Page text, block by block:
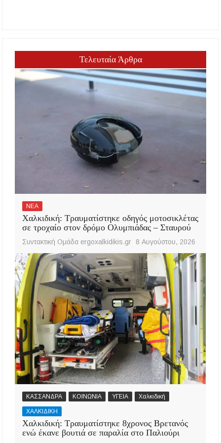
Τελευταία Άρθρα
ΝΕΑ
Χαλκιδική: Τραυματίστηκε οδηγός μοτοσικλέτας
σε τροχαίο στον δρόμο Ολυμπιάδας – Σταυρού
Συντακτική Ομάδα ergoxalkidikis.gr 8 Αυγούστου, 2026
ΚΑΣΣΑΝΔΡΑ ΚΟΙΝΩΝΙΑ ΥΓΕΙΑ Χαλκιδική
ΧΑΛΚΙΔΙΚΗ
Χαλκιδική: Τραυματίστηκε 8χρονος Βρετανός
ενώ έκανε βουτιά σε παραλία στο Παλιούρι